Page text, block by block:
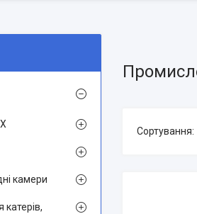
камери
катерів,